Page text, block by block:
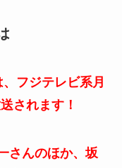
フジテレビ系月
されます！
さんのほか、坂